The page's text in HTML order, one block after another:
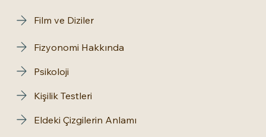
Film ve Diziler
Fizyonomi Hakkında
Psikoloji
Kişilik Testleri
Eldeki Çizgilerin Anlamı